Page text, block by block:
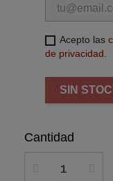
Acepto las
de privacidad.
SIN
Cantidad